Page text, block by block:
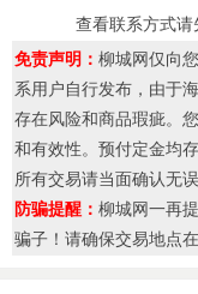
查看联系方式请
免责声明： 柳城网仅向
系用户自行发布，由于
存在风险和商品瑕疵。
和有效性。预付定金均
所有交易请当面确认无
防骗提醒： 柳城网一再
骗子！请确保交易地点